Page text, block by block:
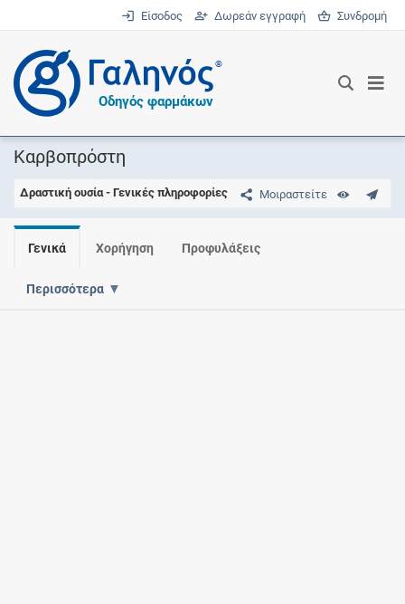
Είσοδος Δωρεάν εγγραφή Συνδρομή
®
Οδηγός φαρμάκων
Καρβοπρόστη
Μοιραστείτε
Δραστική ουσία - Γενικές πληροφορίες
Γενικά Χορήγηση Προφυλάξεις
Περισσότερα